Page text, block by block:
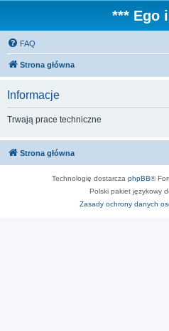
*** Ego
FAQ
Strona główna
Informacje
Trwają prace techniczne
Strona główna
Technologię dostarcza phpBB®
Polski pakiet językowy
Zasady ochrony danych